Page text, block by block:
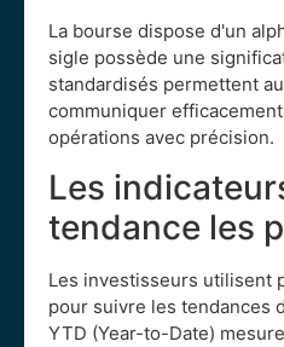
La bourse dispose d'un
sigle possède une
standardisés permettent
communiquer
opérations avec précision.
Les
tendance les
Les investisseurs utilisent
pour suivre les tendances
YTD (Year-to-Date)